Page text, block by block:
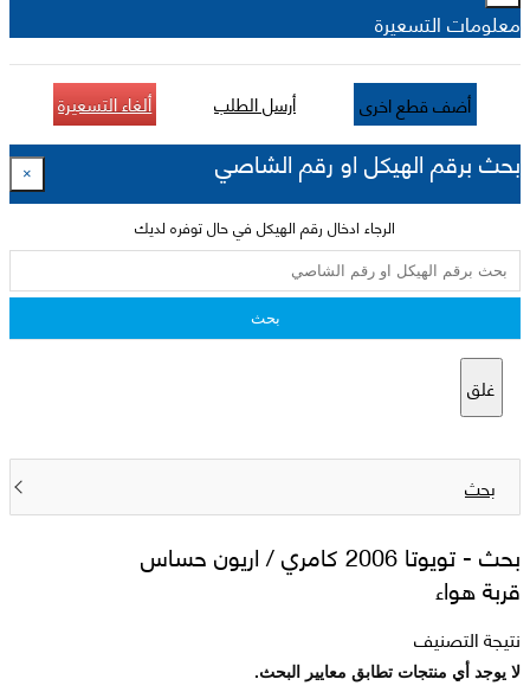
معلومات التسعيرة
أضف قطع اخرى أرسل الطلب ألغاء التسعيرة
بحث برقم الهيكل او رقم الشاصي ×
الرجاء ادخال رقم الهيكل في حال توفره لديك
بحث
غلق
بحث
بحث - تويوتا 2006 كامري / اريون حساس
قربة هواء
نتيجة التصنيف
لا يوجد أي منتجات تطابق معايير البحث.